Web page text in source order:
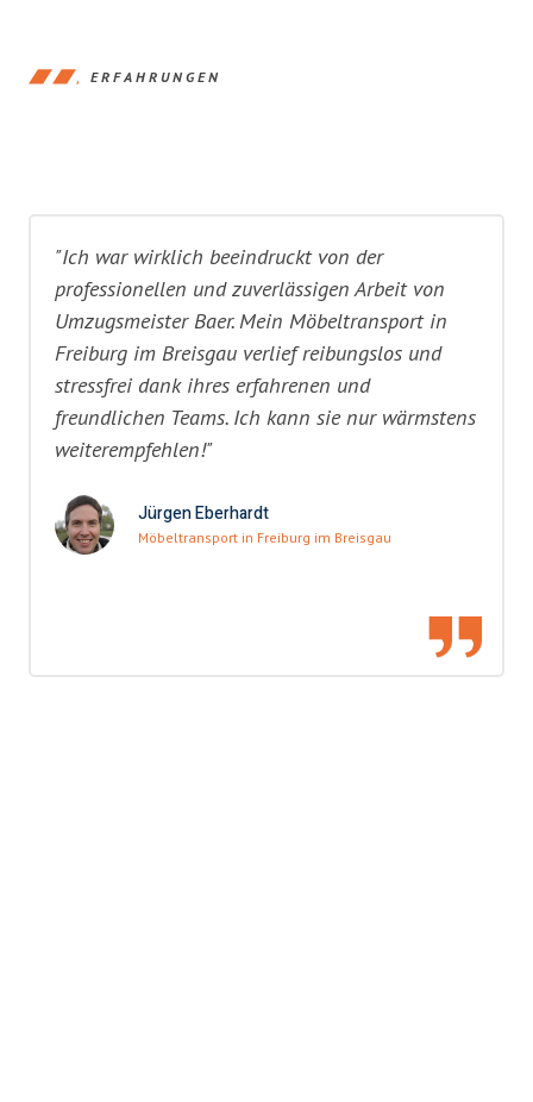
ERFAHRUNGEN
"Ich war wirklich beeindruckt von der
professionellen und zuverlässigen Arbeit von
Umzugsmeister Baer. Mein Möbeltransport in
Freiburg im Breisgau verlief reibungslos und
stressfrei dank ihres erfahrenen und
freundlichen Teams. Ich kann sie nur wärmstens
weiterempfehlen!"
Jürgen Eberhardt
Möbeltransport in Freiburg im Breisgau